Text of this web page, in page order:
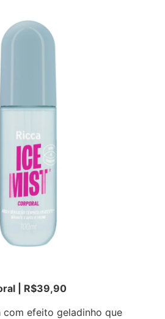
| R$39,90
com efeito geladinho que